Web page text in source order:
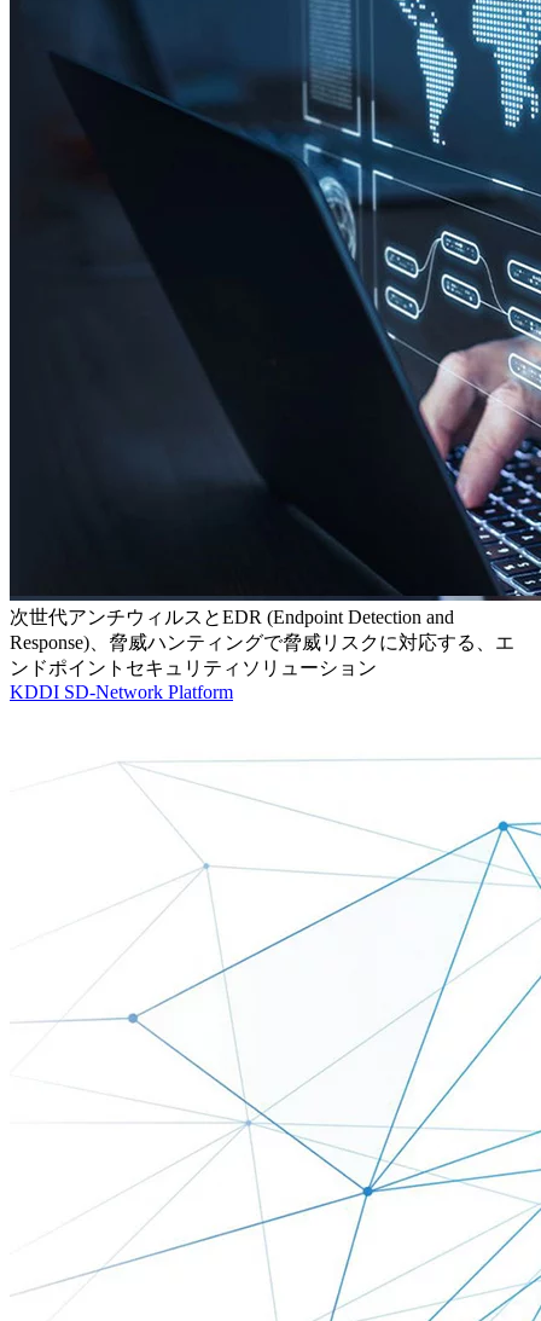
次世代アンチウィルスとEDR (Endpoint Detection and
Response)、脅威ハンティングで脅威リスクに対応する、エ
ンドポイントセキュリティソリューション
KDDI SD-Network Platform